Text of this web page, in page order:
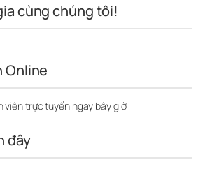
cùng chúng tôi!
Online
viên trực tuyến ngay bây giờ
đây